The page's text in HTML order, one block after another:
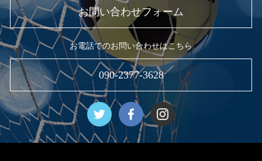
お問い合わせフォーム
お電話でのお問い合わせはこちら
090-2377-3628